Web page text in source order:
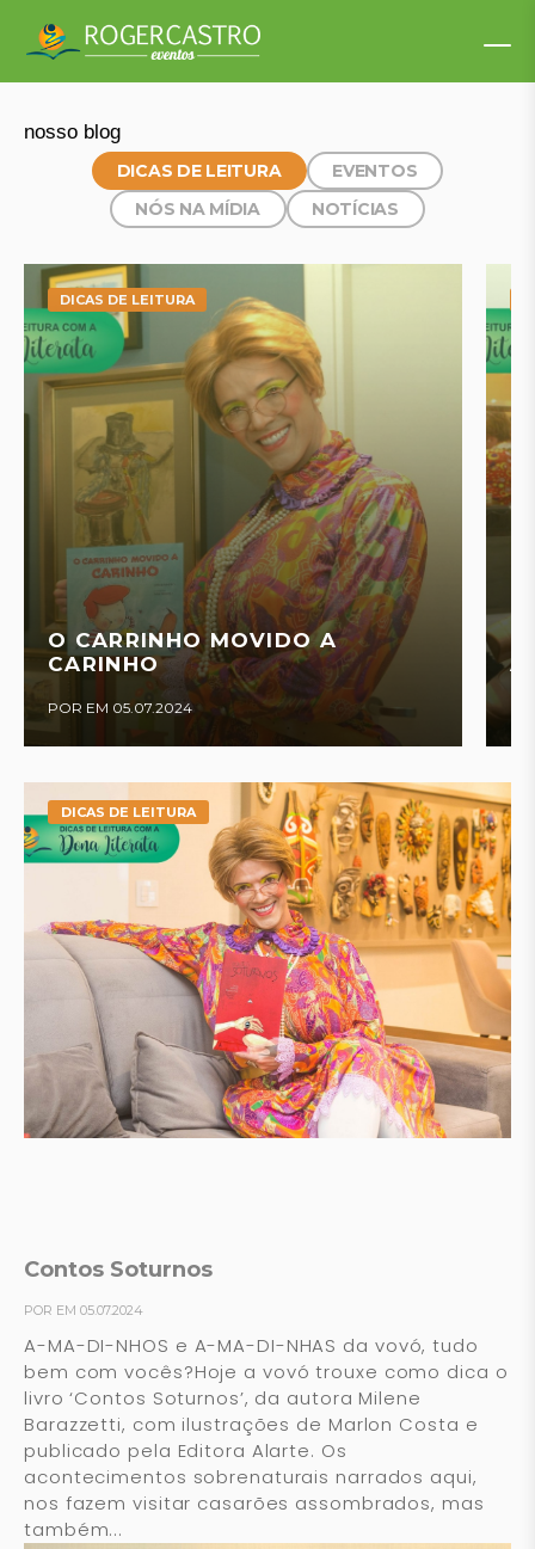
nosso blog
DICAS DE LEITURA
EVENTOS
NÓS NA MÍDIA
NOTÍCIAS
DICAS DE LEITURA
O CARRINHO MOVIDO A
CARINHO
POR EM 05.07.2024
A
DICAS DE LEITURA
Contos Soturnos
POR EM 05.07.2024
A-MA-DI-NHOS e A-MA-DI-NHAS da vovó, tudo
bem com vocês?Hoje a vovó trouxe como dica o
livro ‘Contos Soturnos’, da autora Milene
Barazzetti, com ilustrações de Marlon Costa e
publicado pela Editora Alarte. Os
acontecimentos sobrenaturais narrados aqui,
nos fazem visitar casarões assombrados, mas
também...